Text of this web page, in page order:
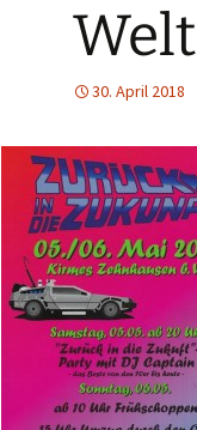
Welt
30. April 2018